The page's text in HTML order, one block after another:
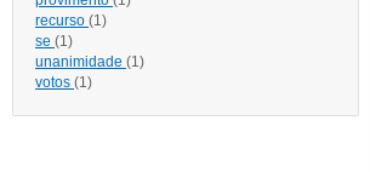
recurso (1)
se (1)
unanimidade (1)
votos (1)